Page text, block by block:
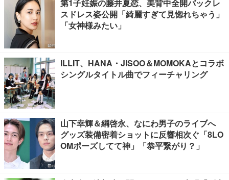
第1子妊娠の藤井夏恋、美背中全開バックレ
スドレス姿公開「綺麗すぎて見惚れちゃう」
「女神様みたい」
ILLIT、HANA・JISOO＆MOMOKAとコラボ
シングルタイトル曲でフィーチャリング
山下幸輝＆綱啓永、なにわ男子のライブへ
グッズ装備密着ショットに反響相次ぐ「8LO
OMポーズしてて神」「恭平繋がり？」